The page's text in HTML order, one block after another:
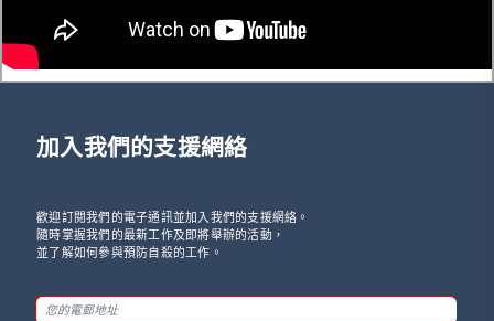
加入我們的支援網絡
歡迎訂閱我們的電子通訊並加入我們的支援網絡。
隨時掌握我們的最新工作及即將舉辦的活動，
並了解如何參與預防自殺的工作。